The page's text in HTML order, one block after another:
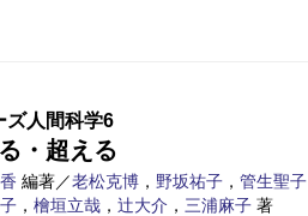
ズ人間科学6
・超える
編著／老松克博 ， 野坂祐子 ， 管生聖子
， 檜垣立哉 ， 辻大介 ， 三浦麻子 著